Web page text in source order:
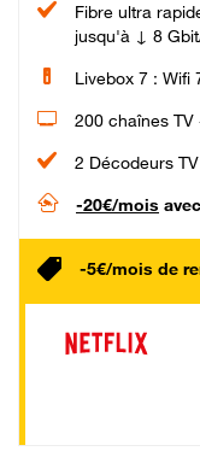
Fibre ultra
jusqu'à ↓ 8
Livebox 7 : Wifi
200 chaînes TV
2 Décodeurs
-20€/mois
-5€/mois de